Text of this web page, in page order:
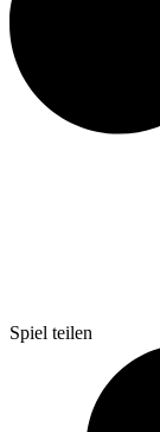
Spiel teilen